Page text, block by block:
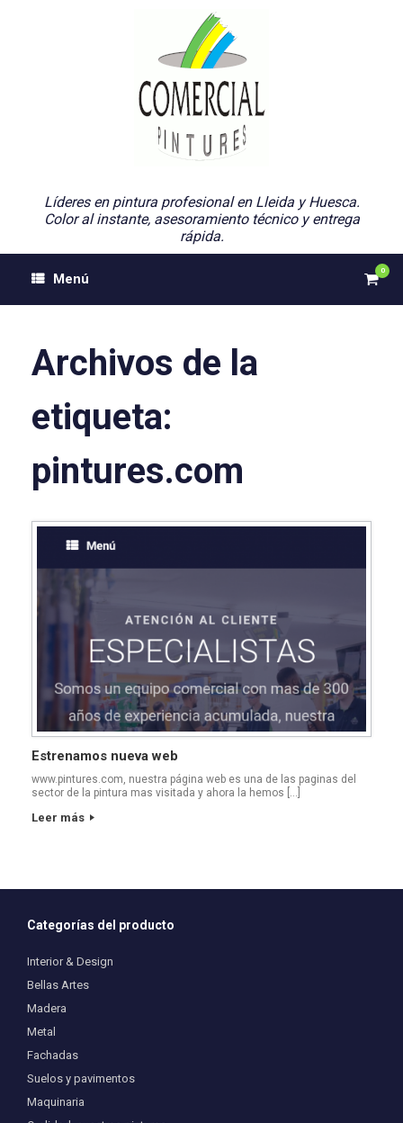
Líderes en pintura profesional en Lleida y Huesca.
Color al instante, asesoramiento técnico y entrega
rápida.
Menú
Ver
0
Archivos de la
etiqueta:
pintures.com
Estrenamos nueva web
www.pintures.com, nuestra página web es una de las paginas del
sector de la pintura mas visitada y ahora la hemos […]
Leer más
Categorías del producto
Interior & Design
Bellas Artes
Madera
Metal
Fachadas
Suelos y pavimentos
Maquinaria